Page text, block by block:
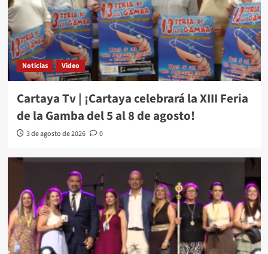
Noticias Video
Cartaya Tv | ¡Cartaya celebrará la XIII Feria
de la Gamba del 5 al 8 de agosto!
3 de agosto de 2026 0